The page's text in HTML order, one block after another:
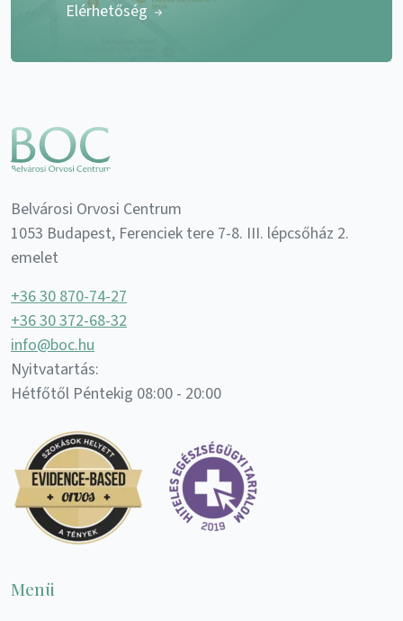
Elérhetőség
Belvárosi Orvosi Centrum
1053 Budapest, Ferenciek tere 7-8. III. lépcsőház 2.
emelet
+36 30 870-74-27
+36 30 372-68-32
info@boc.hu
Nyitvatartás:
Hétfőtől Péntekig 08:00 - 20:00
Menü